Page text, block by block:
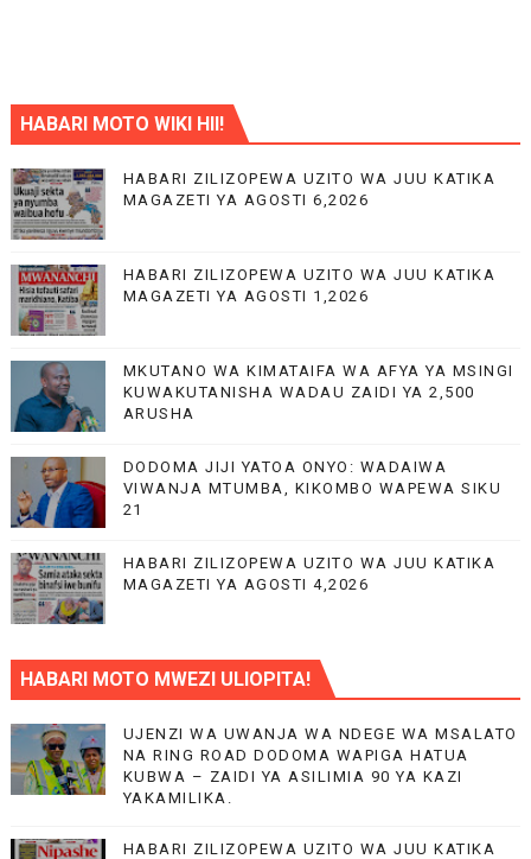
HABARI MOTO WIKI HII!
HABARI ZILIZOPEWA UZITO WA JUU KATIKA
MAGAZETI YA AGOSTI 6,2026
HABARI ZILIZOPEWA UZITO WA JUU KATIKA
MAGAZETI YA AGOSTI 1,2026
MKUTANO WA KIMATAIFA WA AFYA YA MSINGI
KUWAKUTANISHA WADAU ZAIDI YA 2,500
ARUSHA
DODOMA JIJI YATOA ONYO: WADAIWA
VIWANJA MTUMBA, KIKOMBO WAPEWA SIKU
21
HABARI ZILIZOPEWA UZITO WA JUU KATIKA
MAGAZETI YA AGOSTI 4,2026
HABARI MOTO MWEZI ULIOPITA!
UJENZI WA UWANJA WA NDEGE WA MSALATO
NA RING ROAD DODOMA WAPIGA HATUA
KUBWA – ZAIDI YA ASILIMIA 90 YA KAZI
YAKAMILIKA.
HABARI ZILIZOPEWA UZITO WA JUU KATIKA